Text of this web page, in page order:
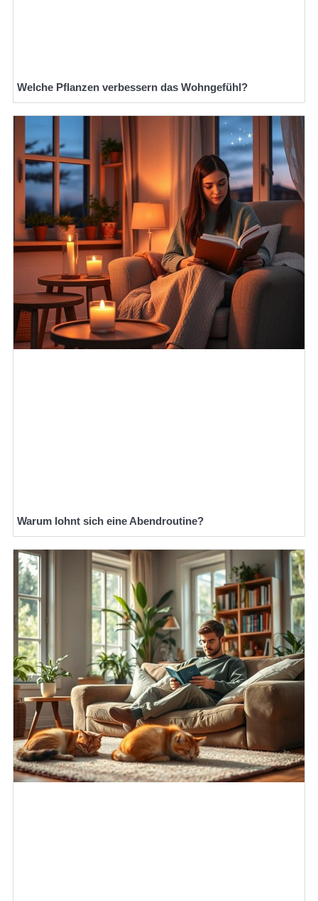
Welche Pflanzen verbessern das Wohngefühl?
Warum lohnt sich eine Abendroutine?